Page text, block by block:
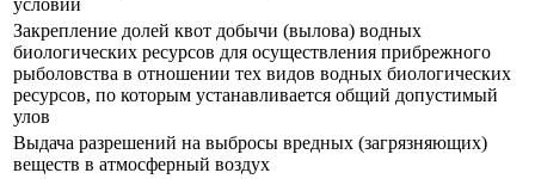
условий
Закрепление долей квот добычи (вылова) водных
биологических ресурсов для осуществления прибрежного
рыболовства в отношении тех видов водных биологических
ресурсов, по которым устанавливается общий допустимый
улов
Выдача разрешений на выбросы вредных (загрязняющих)
веществ в атмосферный воздух